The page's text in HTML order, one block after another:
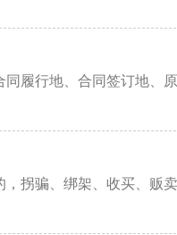
履行地、合同签订地、
拐骗、绑架、收买、贩